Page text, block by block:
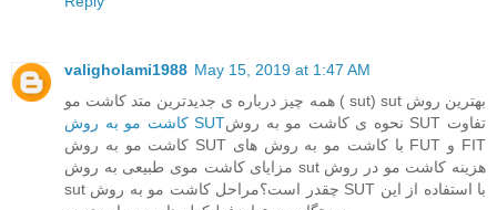
valigholami1988 May 15, 2019 at 1:47 AM
همه چیز درباره ی جدیدترین متد کاشت مو ( sut) sut بهترین روش
کاشت مو به روش SUTنحوه ی کاشت مو به روش SUT تفاوت
کاشت مو به روش SUT با کاشت مو به روش های FUT و FIT
مزایای کاشت موی طبیعی به روش sut هزینه کاشت مو در روش
sut چقدر است؟مراحل کاشت مو به روش SUT با استفاده از این